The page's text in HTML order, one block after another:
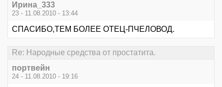
Ирина_333
23 - 11.08.2010 - 13:44
СПАСИБО,ТЕМ БОЛЕЕ ОТЕЦ-ПЧЕЛОВОД.
Re: Народные средства от простатита.
портвейн
24 - 11.08.2010 - 19:16